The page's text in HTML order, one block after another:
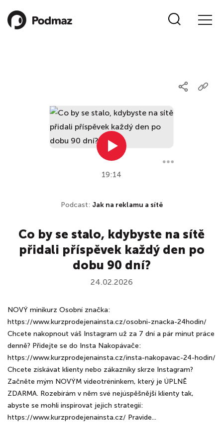
19:14
Podcast: Jak na reklamu a sítě
Co by se stalo, kdybyste na sítě
přidali příspěvek každý den po
dobu 90 dní?
24.02.2026
NOVÝ minikurz Osobní značka:
https://www.kurzprodejenainsta.cz/osobni-znacka-24hodin/
Chcete nakopnout váš Instagram už za 7 dní a pár minut práce
denně? Přidejte se do Insta Nakopávače:
https://www.kurzprodejenainsta.cz/insta-nakopavac-24-hodin/
Chcete získávat klienty nebo zákazníky skrze Instagram?
Začněte mým NOVÝM videotréninkem, který je ÚPLNĚ
ZDARMA. Rozebírám v něm své nejúspěšnější klienty tak,
abyste se mohli inspirovat jejich strategií:
https://www.kurzprodejenainsta.cz/ Pravide...